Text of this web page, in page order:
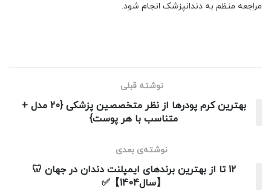
مراجعه منظم به دندانپزشک انجام شود.
نوشته قبلی
بهترین کرم پودرها از نظر متخصصین پزشکی {20 مدل +
متناسب با هر پوست}
نوشته‌ی بعدی
12 تا از بهترین برندهای ایمپلنت دندان در جهان 🦷
【سال1404】✅